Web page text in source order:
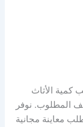
الأثاث
المطلوب. نوفر
معاينة مجانية